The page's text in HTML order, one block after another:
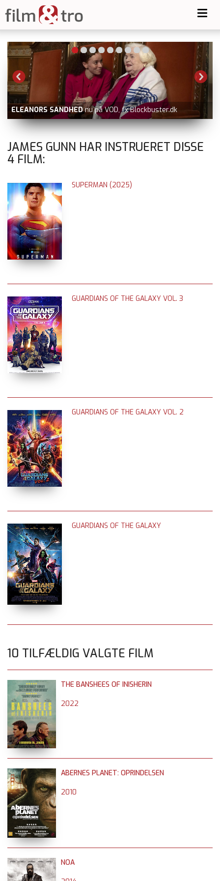
ELEANORS SANDHED nu på VOD, fx Blockbuster.dk
JAMES GUNN HAR INSTRUERET DISSE
4 FILM:
SUPERMAN (2025)
GUARDIANS OF THE GALAXY VOL. 3
GUARDIANS OF THE GALAXY VOL. 2
GUARDIANS OF THE GALAXY
10 TILFÆLDIG VALGTE FILM
THE BANSHEES OF INISHERIN
2022
ABERNES PLANET: OPRINDELSEN
2010
NOA